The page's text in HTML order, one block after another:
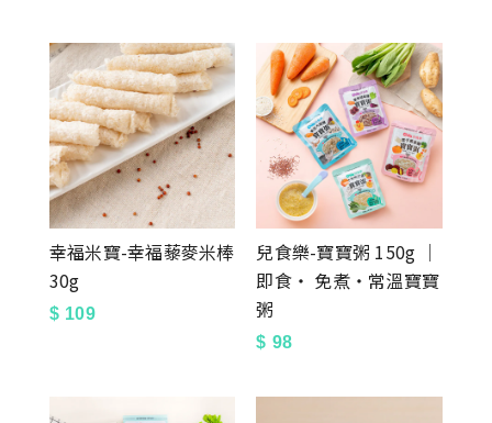
幸福米寶-幸福藜麥米棒
30g
$ 109
兒食樂-寶寶粥 150g │
即食‧ 免煮‧常溫寶寶
粥
$ 98